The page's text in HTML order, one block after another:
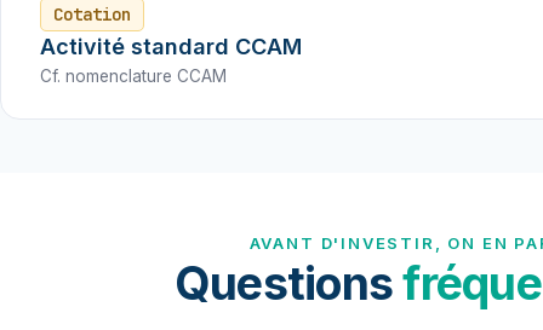
Cotation
Activité standard CCAM
Cf. nomenclature CCAM
AVANT D'INVESTIR, ON EN
Questions